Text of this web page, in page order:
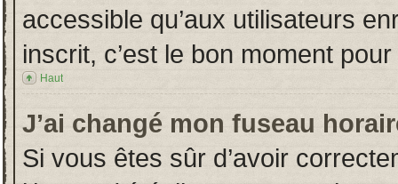
accessible qu’aux utilisateurs
inscrit, c’est le bon moment
Haut
J’ai changé mon fuseau
Si vous êtes sûr d’avoir